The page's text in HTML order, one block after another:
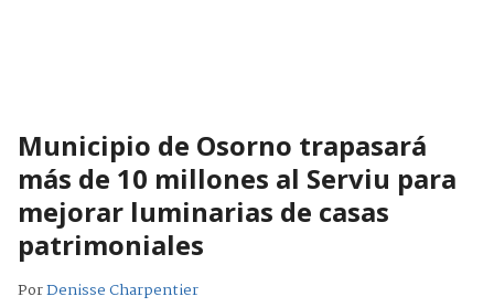
Municipio de Osorno trapasará
más de 10 millones al Serviu para
mejorar luminarias de casas
patrimoniales
PorDenisse Charpentier